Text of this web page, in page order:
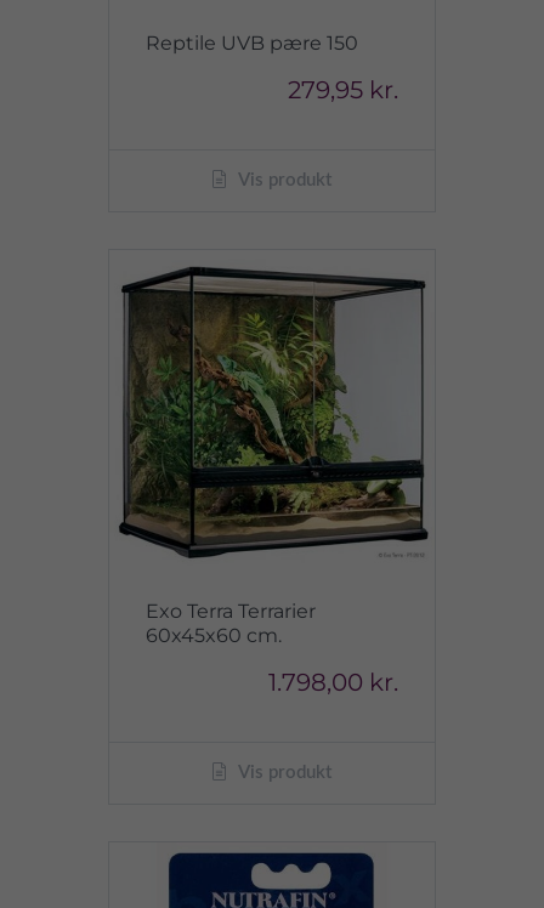
Reptile UVB pære 150
279,95 kr.
Vis produkt
Exo Terra Terrarier
60x45x60 cm.
1.798,00 kr.
Vis produkt